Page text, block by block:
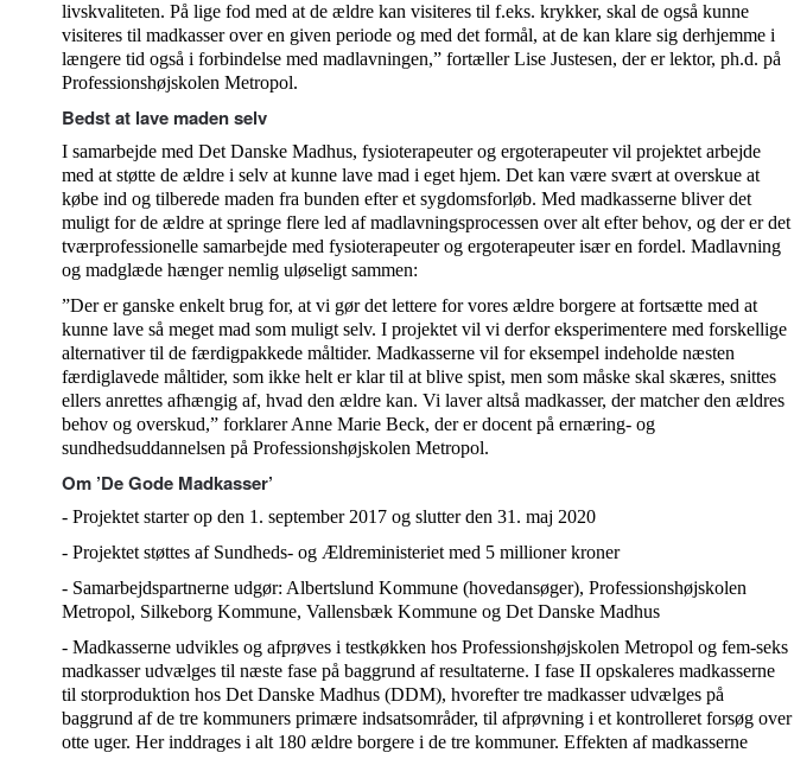
livskvaliteten. På lige fod med at de ældre kan visiteres til f.eks. krykker, skal de også kunne
visiteres til madkasser over en given periode og med det formål, at de kan klare sig derhjemme i
længere tid også i forbindelse med madlavningen,” fortæller Lise Justesen, der er lektor, ph.d. på
Professionshøjskolen Metropol.
Bedst at lave maden selv
I samarbejde med Det Danske Madhus, fysioterapeuter og ergoterapeuter vil projektet arbejde
med at støtte de ældre i selv at kunne lave mad i eget hjem. Det kan være svært at overskue at
købe ind og tilberede maden fra bunden efter et sygdomsforløb. Med madkasserne bliver det
muligt for de ældre at springe flere led af madlavningsprocessen over alt efter behov, og der er det
tværprofessionelle samarbejde med fysioterapeuter og ergoterapeuter især en fordel. Madlavning
og madglæde hænger nemlig uløseligt sammen:
”Der er ganske enkelt brug for, at vi gør det lettere for vores ældre borgere at fortsætte med at
kunne lave så meget mad som muligt selv. I projektet vil vi derfor eksperimentere med forskellige
alternativer til de færdigpakkede måltider. Madkasserne vil for eksempel indeholde næsten
færdiglavede måltider, som ikke helt er klar til at blive spist, men som måske skal skæres, snittes
ellers anrettes afhængig af, hvad den ældre kan. Vi laver altså madkasser, der matcher den ældres
behov og overskud,” forklarer Anne Marie Beck, der er docent på ernæring- og
sundhedsuddannelsen på Professionshøjskolen Metropol.
Om ’De Gode Madkasser’
- Projektet starter op den 1. september 2017 og slutter den 31. maj 2020
- Projektet støttes af Sundheds- og Ældreministeriet med 5 millioner kroner
- Samarbejdspartnerne udgør: Albertslund Kommune (hovedansøger), Professionshøjskolen
Metropol, Silkeborg Kommune, Vallensbæk Kommune og Det Danske Madhus
- Madkasserne udvikles og afprøves i testkøkken hos Professionshøjskolen Metropol og fem-seks
madkasser udvælges til næste fase på baggrund af resultaterne. I fase II opskaleres madkasserne
til storproduktion hos Det Danske Madhus (DDM), hvorefter tre madkasser udvælges på
baggrund af de tre kommuners primære indsatsområder, til afprøvning i et kontrolleret forsøg over
otte uger. Her inddrages i alt 180 ældre borgere i de tre kommuner. Effekten af madkasserne